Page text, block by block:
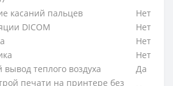
касаний пальцев
Нет
DICOM
Нет
Нет
Нет
теплого воздуха
Да
печати на принтере без